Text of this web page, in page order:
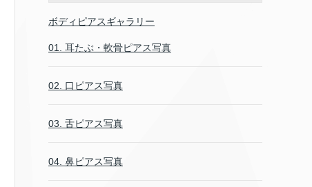
ボディピアスギャラリー
01. 耳たぶ・軟骨ピアス写真
02. 口ピアス写真
03. 舌ピアス写真
04. 鼻ピアス写真